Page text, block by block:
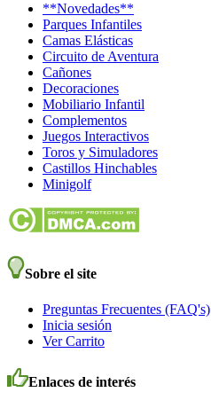
**Novedades**
Parques Infantiles
Camas Elásticas
Circuito de Aventura
Cañones
Decoraciones
Mobiliario Infantil
Complementos
Juegos Interactivos
Toros y Simuladores
Castillos Hinchables
Minigolf
Sobre el site
Preguntas Frecuentes (FAQ's)
Inicia sesión
Ver Carrito
Enlaces de interés